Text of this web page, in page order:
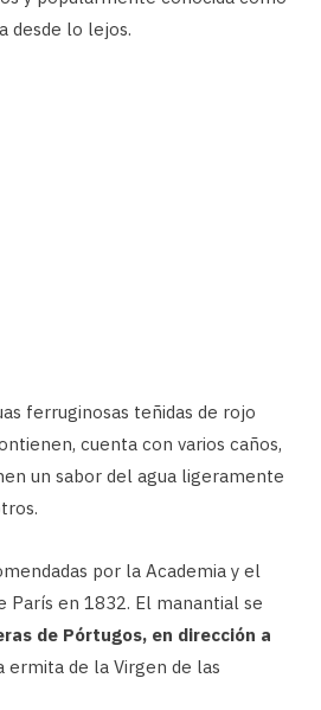
desde lo lejos.
ferruginosas teñidas de rojo
cuenta con varios caños,
un sabor del agua ligeramente
por la Academia y el
París en 1832. El manantial se
de Pórtugos, en dirección a
ermita de la Virgen de las